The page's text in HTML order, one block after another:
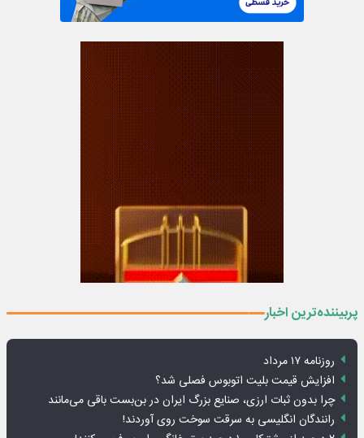
پربیننده‌ترین اخبار
روزنامه ۱۷ مرداد
افزایش قیمت بلیت اتوبوس فصلی شد؟
چرا بدون ثبات ارزی، صنایع بزرگ ایران در بن‌بست باقی می‌مانند
رانندگان انگلیسی به سرقت سوخت روی آوردند!